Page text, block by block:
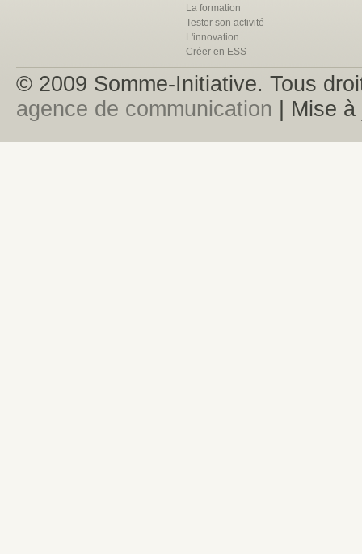
La formation
Tester son activité
L'innovation
Créer en ESS
© 2009 Somme-Initiative. Tous
agence de communication | Mise